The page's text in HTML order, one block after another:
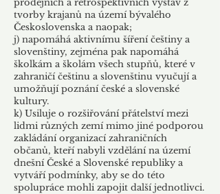
prodejních a retrospektivních výstav z
tvorby krajanů na území bývalého
Československa a naopak;
j) napomáhá aktivnímu šíření češtiny a
slovenštiny, zejména pak napomáhá
školkám a školám všech stupňů, které v
zahraničí češtinu a slovenštinu vyučují a
umožňují poznání české a slovenské
kultury.
k) Usiluje o rozšiřování přátelství mezi
lidmi různých zemí mimo jiné podporou
zakládání organizací zahraničních
občanů, kteří nabyli vzdělání na území
dnešní České a Slovenské republiky a
vytváří podmínky, aby se do této
spolupráce mohli zapojit další jednotlivci.